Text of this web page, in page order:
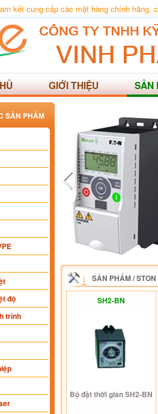
kết cung cấp các mặt hàng chính hãng,
GIỚI THIỆU SẢN
SẢN PHẨM
độ
trình
SẢN PHẨM/STON
SH2-BN
Bộ đặt thời gian SH2-BN